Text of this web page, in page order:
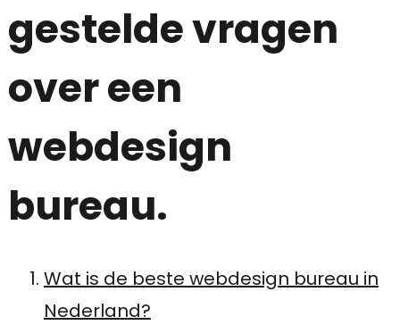
gestelde vragen
over een
webdesign
bureau.
Wat is de beste webdesign bureau in
Nederland?